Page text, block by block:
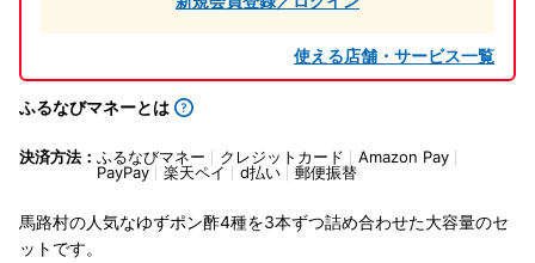
使える店舗・サービス一覧
ふるなびマネーとは
決済方法： ふるなびマネー クレジットカード
Amazon Pay
PayPay
楽天ペイ d払い 郵便振替
馬路村の人気なゆずポン酢4種を3本ずつ詰め合わせた大容量のセ
ットです。